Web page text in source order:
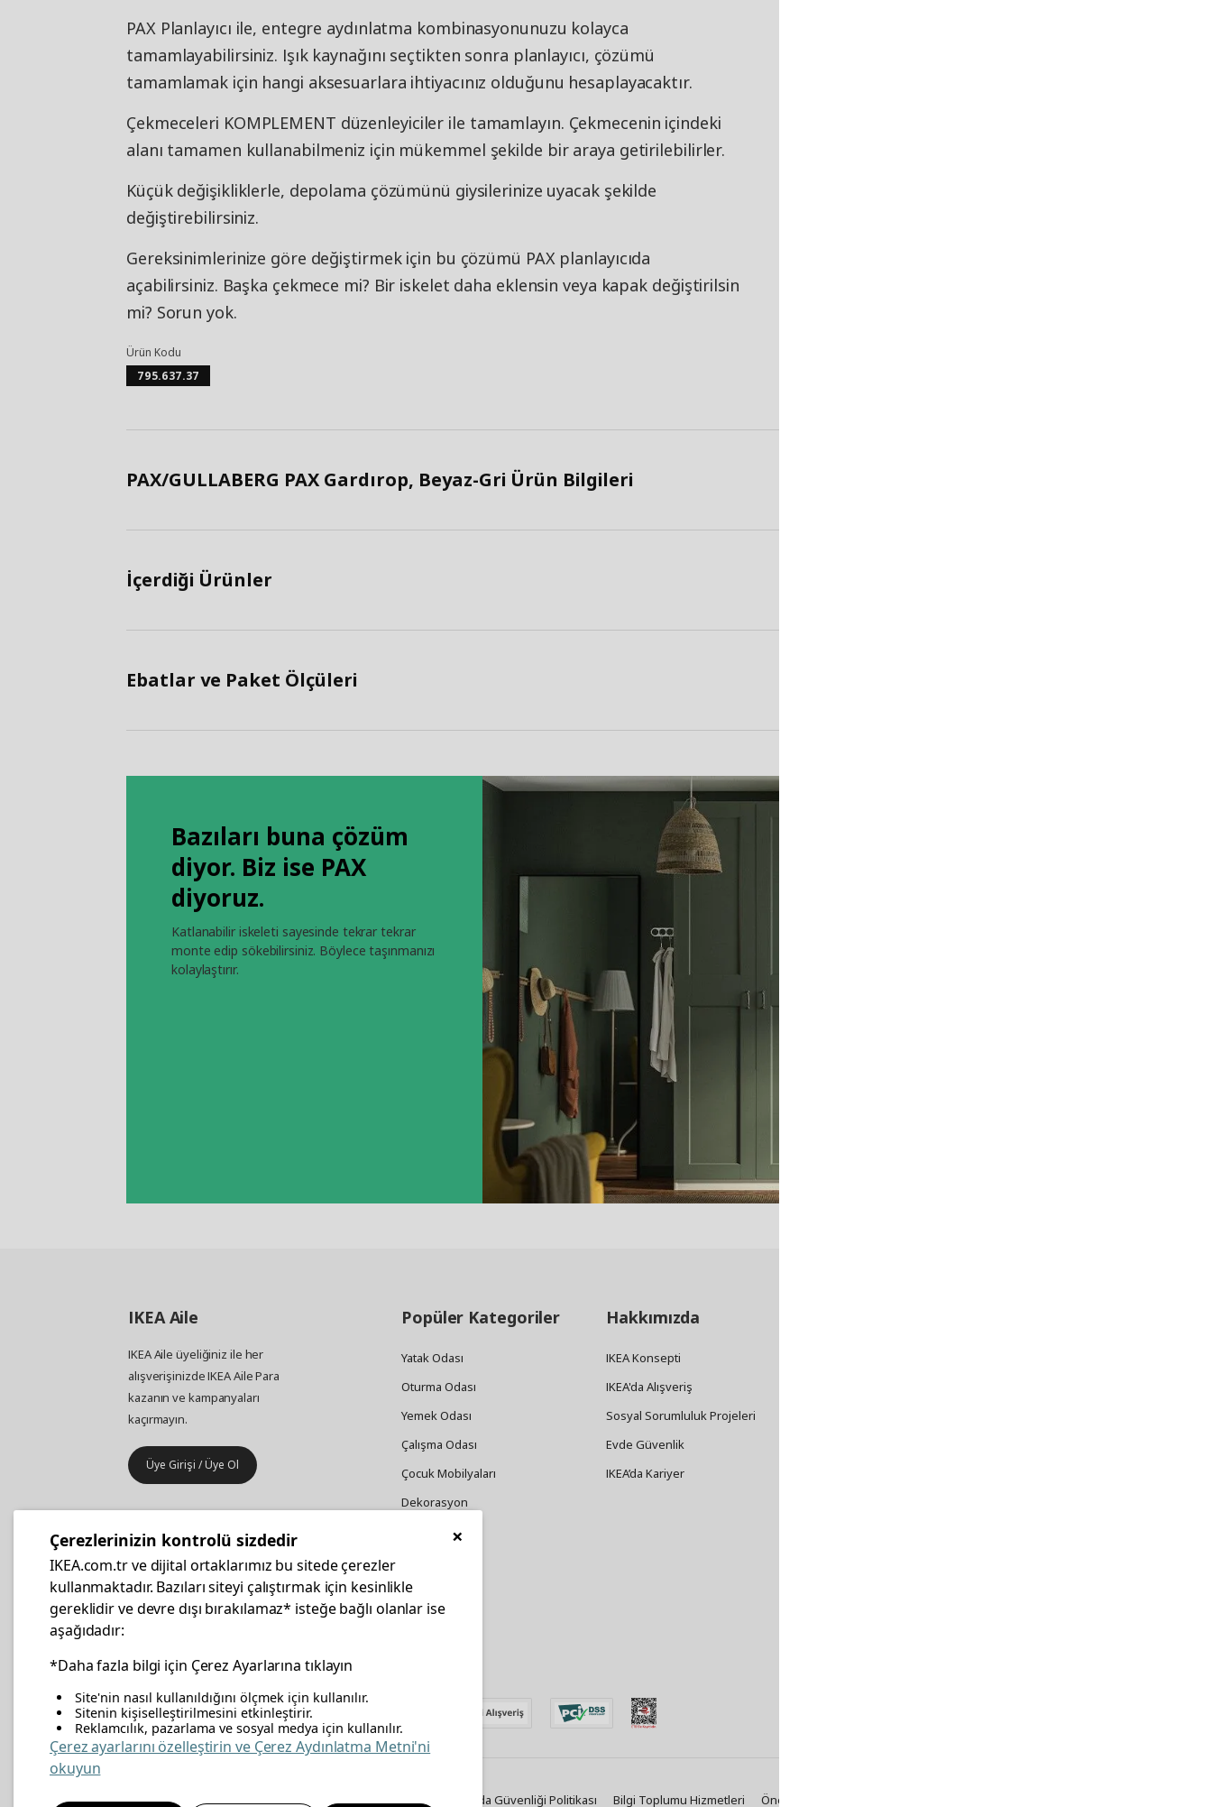
PAX Planlayıcı ile, entegre aydınlatma kombinasyonunuzu kolayca
tamamlayabilirsiniz. Işık kaynağını seçtikten sonra planlayıcı, çözümü
tamamlamak için hangi aksesuarlara ihtiyacınız olduğunu hesaplayacaktır.
Çekmeceleri KOMPLEMENT düzenleyiciler ile tamamlayın. Çekmecenin içindeki
alanı tamamen kullanabilmeniz için mükemmel şekilde bir araya getirilebilirler.
Küçük değişikliklerle, depolama çözümünü giysilerinize uyacak şekilde
değiştirebilirsiniz.
Gereksinimlerinize göre değiştirmek için bu çözümü PAX planlayıcıda
açabilirsiniz. Başka çekmece mi? Bir iskelet daha eklensin veya kapak değiştirilsin
mi? Sorun yok.
Ürün Kodu
795.637.37
PAX/GULLABERG PAX Gardırop, Beyaz-Gri Ürün Bilgileri
İçerdiği Ürünler
Ebatlar ve Paket Ölçüleri
Bazıları buna çözüm
diyor. Biz ise PAX
diyoruz.
Katlanabilir iskeleti sayesinde tekrar tekrar
monte edip sökebilirsiniz. Böylece taşınmanızı
kolaylaştırır.
IKEAAile
IKEA Aile üyeliğiniz ile her
alışverişinizde IKEA Aile Para
kazanın ve kampanyaları
kaçırmayın.
Üye Girişi / Üye Ol
İş yeri mobilya ve aksesuar
alışverişleriniz IKEA Kurumsal Kart
ile daha hesaplı.
Popüler Kategoriler
Yatak Odası
Oturma Odası
Yemek Odası
Çalışma Odası
Çocuk Mobilyaları
Dekorasyon
Züccaciye
Hakkımızda
IKEA Konsepti
IKEA'da Alışveriş
Sosyal Sorumluluk Projeleri
Evde Güvenlik
IKEA’da Kariyer
facebooktwitterinstagrampinterestyoutubelinkedin
Enerji Politikası Bilgi Güvenliği Politikası Kalite Politikası Gıda Güvenliği Politikası Bilgi Toplumu Hizmetleri Önemli Bilgilendirme
×
Çerezlerinizin kontrolü sizdedir
IKEA.com.tr ve dijital ortaklarımız bu sitede çerezler
kullanmaktadır. Bazıları siteyi çalıştırmak için kesinlikle
gereklidir ve devre dışı bırakılamaz* isteğe bağlı olanlar ise
aşağıdadır:
*Daha fazla bilgi için Çerez Ayarlarına tıklayın
Site'nin nasıl kullanıldığını ölçmek için kullanılır.
Sitenin kişiselleştirilmesini etkinleştirir.
Reklamcılık, pazarlama ve sosyal medya için kullanılır.
Çerez ayarlarını özelleştirin ve Çerez Aydınlatma Metni'ni
okuyun